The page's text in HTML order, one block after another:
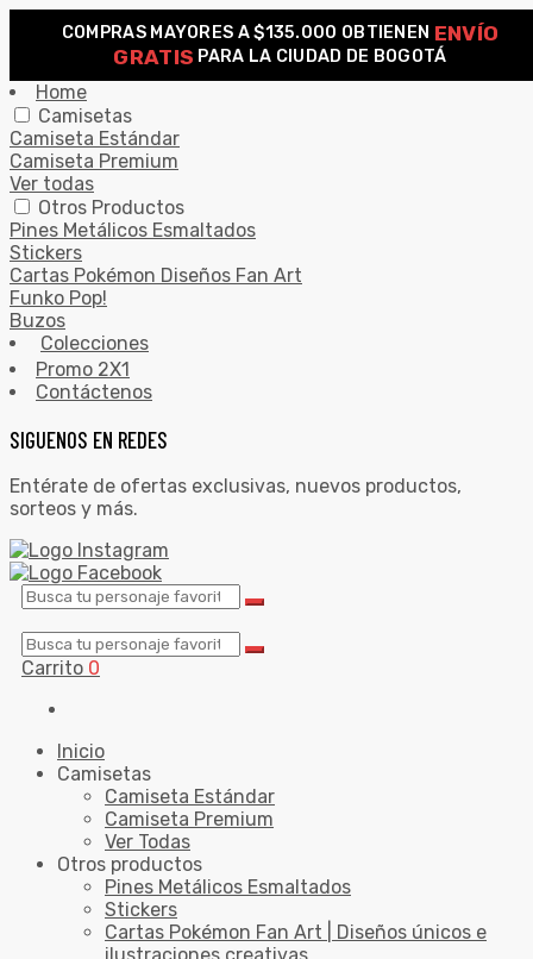
COMPRAS MAYORES A $135.000 OBTIENEN ENVÍO
GRATIS PARA LA CIUDAD DE BOGOTÁ
SEARCH
Home
Camisetas
Camiseta Estándar
Camiseta Premium
Ver todas
Otros Productos
Pines Metálicos Esmaltados
Stickers
Cartas Pokémon Diseños Fan Art
Funko Pop!
Buzos
Colecciones
Promo 2X1
Contáctenos
SIGUENOS EN REDES
Entérate de ofertas exclusivas, nuevos productos,
sorteos y más.
Carrito 0
Inicio
Camisetas
Camiseta Estándar
Camiseta Premium
Ver Todas
Otros productos
Pines Metálicos Esmaltados
Stickers
Cartas Pokémon Fan Art | Diseños únicos e